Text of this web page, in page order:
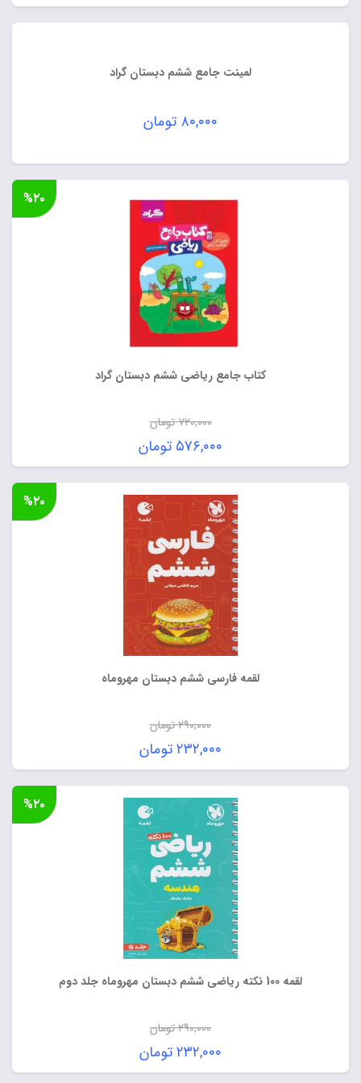
۲۴۰,۰۰۰ تومان
قیمت
فعلی:
لمینت جامع ششم دبستان گراد
۸۰,۰۰۰ تومان
کتاب جامع ریاضی ششم دبستان گراد
۷۲۰,۰۰۰تومان
قیمت
اصلی:
۷۲۰,۰۰۰ تومان
بود.
۵۷۶,۰۰۰ تومان
قیمت
فعلی:
۵۷۶,۰۰۰ تومان.
%۲۰
لقمه فارسی ششم دبستان مهروماه
۲۹۰,۰۰۰تومان
قیمت
اصلی:
۲۹۰,۰۰۰ تومان
بود.
۲۳۲,۰۰۰تومان
قیمت
فعلی:
۲۳۲,۰۰۰ تومان.
%۲۰
لقمه 100 نکته ریاضی ششم دبستان مهروماه جلد دوم
۲۹۰,۰۰۰تومان
قیمت
اصلی:
۲۳۲,۰۰۰تومان
قیمت
%۲۰